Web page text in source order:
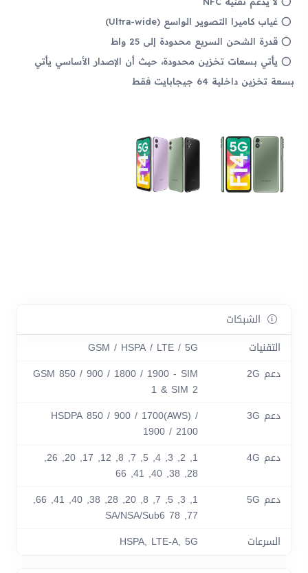
غياب كاميرا التصوير الواسع (Ultra-wide)
قدرة الشحن السريع محدودة إلى 25 واط
يأتي بسعات تخزين محدودة، حيث أن الإصدار الأساسي يأتي
بسعة تخزين داخلية 64 جيجابايت فقط
الشبكات
التقنيات
GSM / HSPA / LTE / 5G
دعم 2G
GSM 850 / 900 / 1800 / 1900 - SIM
1 & SIM 2
دعم 3G
HSDPA 850 / 900 / 1700(AWS) /
1900 / 2100
دعم 4G
1, 2, 3, 4, 5, 7, 8, 12, 17, 20, 26,
28, 38, 40, 41, 66
دعم 5G
1, 3, 5, 7, 8, 20, 28, 38, 40, 41, 66,
77, 78 SA/NSA/Sub6
السرعات
HSPA, LTE-А, 5G